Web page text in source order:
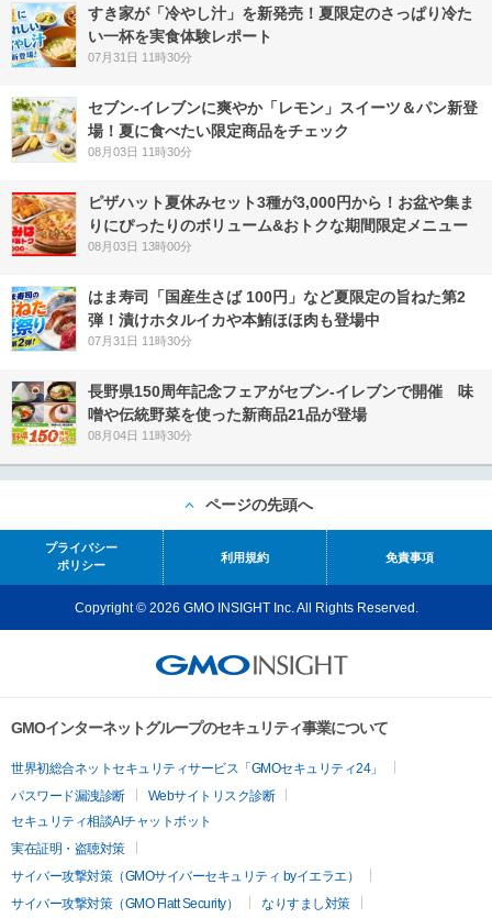
すき家が「冷やし汁」を新発売！夏限定のさっぱり冷た
い一杯を実食体験レポート
07月31日 11時30分
セブン‐イレブンに爽やか「レモン」スイーツ＆パン新登
場！夏に食べたい限定商品をチェック
08月03日 11時30分
ピザハット夏休みセット3種が3,000円から！お盆や集ま
りにぴったりのボリューム&おトクな期間限定メニュー
08月03日 13時00分
はま寿司「国産生さば 100円」など夏限定の旨ねた第2
弾！漬けホタルイカや本鮪ほほ肉も登場中
07月31日 11時30分
長野県150周年記念フェアがセブン-イレブンで開催 味
噌や伝統野菜を使った新商品21品が登場
08月04日 11時30分
ページの先頭へ
プライバシー
ポリシー
利用規約 免責事項
Copyright © 2026 GMO INSIGHT Inc. All Rights Reserved.
GMOインターネットグループのセキュリティ事業について
世界初総合ネットセキュリティサービス「GMOセキュリティ24」
パスワード漏洩診断
Webサイトリスク診断
セキュリティ相談AIチャットボット
実在証明・盗聴対策
サイバー攻撃対策（GMOサイバーセキュリティ byイエラエ）
サイバー攻撃対策（GMO Flatt Security）
なりすまし対策